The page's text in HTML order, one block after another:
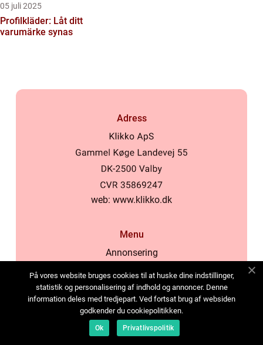
05 juli 2025
Profilkläder: Låt ditt
varumärke synas
Adress
web: www.klikko.dk
Menu
Annonsering
Cookies
Kontakta oss
Sitemap
På vores website bruges cookies til at huske dine indstillinger,
statistik og personalisering af indhold og annoncer. Denne
information deles med tredjepart. Ved fortsat brug af websiden
godkender du cookiepolitikken.
Ok Privatlivspolitik